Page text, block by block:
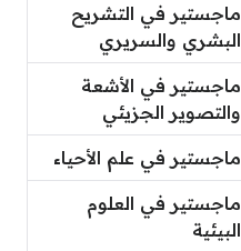
ماجستير في التشريح
البشري والسريري
ماجستير في الأشعة
والتصوير الجزيئي
ماجستير في علم الأحياء
ماجستير في العلوم
البيئية